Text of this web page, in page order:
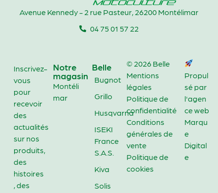
Avenue Kennedy - 2 rue Pasteur, 26200 Montélimar
04 75 01 57 22
Inscrivez-
vous
pour
recevoir
des
actualités
sur nos
produits,
des
histoires
, des
Notre
magasin
Montéli
mar
Belle
Bugnot
Grillo
Husqvarna
ISEKI
France
S.A.S.
Kiva
Solis
© 2026 Belle
Mentions
légales
Politique de
confidentialité
Conditions
générales de
vente
Politique de
cookies
Propul
sé par
l'agen
ce web
Marqu
e
Digital
e